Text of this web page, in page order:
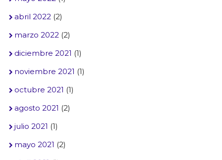
abril 2022(2)
marzo 2022(2)
diciembre 2021 (1)
noviembre 2021 (1)
octubre 2021 (1)
agosto 2021 (2)
julio 2021 (1)
mayo 2021 (2)